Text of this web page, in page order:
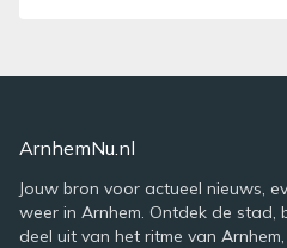
ArnhemNu.nl
Jouw bron voor actueel nieuws,
weer in Arnhem. Ontdek de stad,
deel uit van het ritme van